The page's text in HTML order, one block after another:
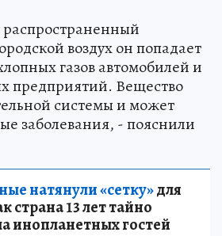
воздух он попадает
газов автомобилей и
предприятий. Вещество
системы и может
заболевания, - пояснили
натянули «сетку»для
страна 13 лет тайно
инопланетных гостей